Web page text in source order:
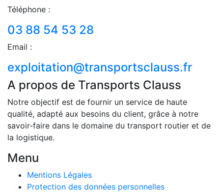
Téléphone :
03 88 54 53 28
Email :
exploitation@transportsclauss.fr
A propos de Transports Clauss
Notre objectif est de fournir un service de haute
qualité, adapté aux besoins du client, grâce à notre
savoir-faire dans le domaine du transport routier et de
la logistique.
Menu
Mentions Légales
Protection des données personnelles